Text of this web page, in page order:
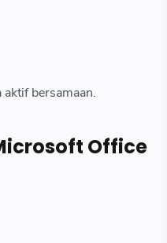
bersamaan.
Office